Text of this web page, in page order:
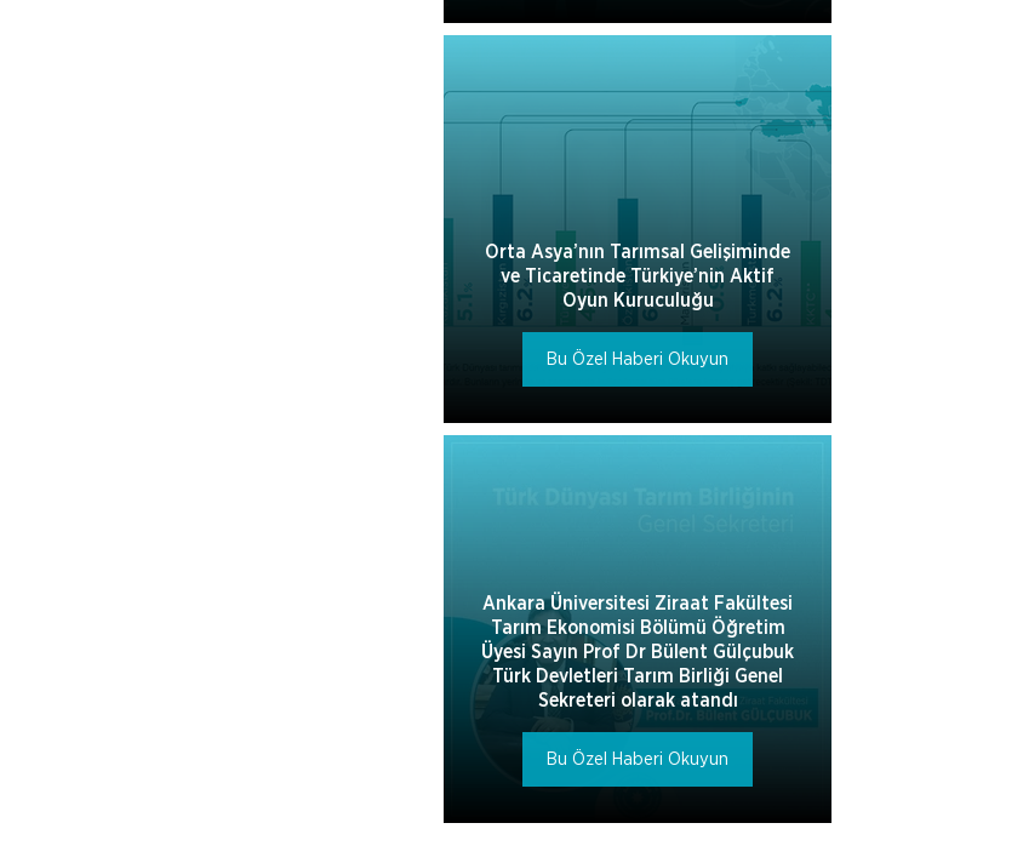
Orta Asya’nın Tarımsal Gelişiminde
ve Ticaretinde Türkiye’nin Aktif
Oyun Kuruculuğu
Bu Özel Haberi Okuyun
Ankara Üniversitesi Ziraat Fakültesi
Tarım Ekonomisi Bölümü Öğretim
Üyesi Sayın Prof Dr Bülent Gülçubuk
Türk Devletleri Tarım Birliği Genel
Sekreteri olarak atandı
Bu Özel Haberi Okuyun